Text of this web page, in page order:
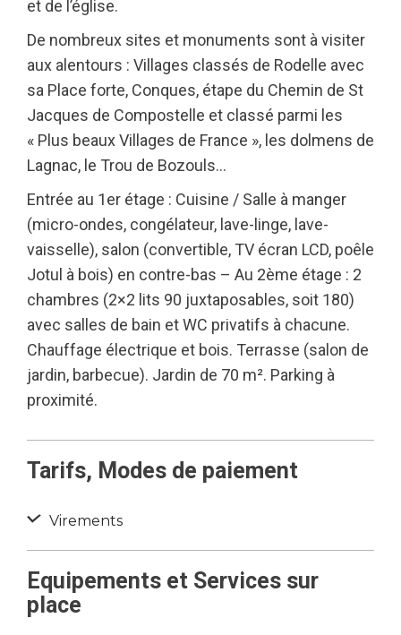
et de l’église.
De nombreux sites et monuments sont à visiter
aux alentours : Villages classés de Rodelle avec
sa Place forte, Conques, étape du Chemin de St
Jacques de Compostelle et classé parmi les
« Plus beaux Villages de France », les dolmens de
Lagnac, le Trou de Bozouls…
Entrée au 1er étage : Cuisine / Salle à manger
(micro-ondes, congélateur, lave-linge, lave-
vaisselle), salon (convertible, TV écran LCD, poêle
Jotul à bois) en contre-bas – Au 2ème étage : 2
chambres (2×2 lits 90 juxtaposables, soit 180)
avec salles de bain et WC privatifs à chacune.
Chauffage électrique et bois. Terrasse (salon de
jardin, barbecue). Jardin de 70 m². Parking à
proximité.
Tarifs, Modes de paiement
Virements
Equipements et Services sur
place